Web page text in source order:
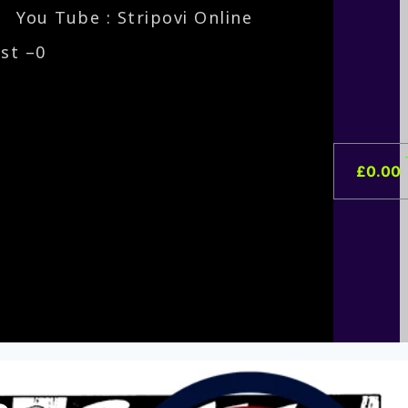
You Tube : Stripovi Online
–0
£0.00